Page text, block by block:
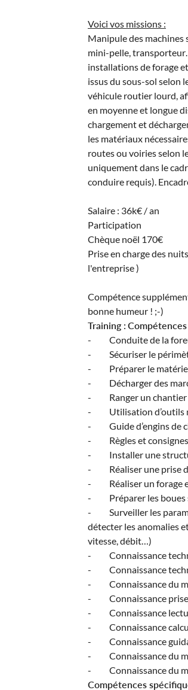
Voici vos missions :
Manipule des machines
mini-pelle,
installations de forage
issus du sous-sol selon
véhicule routier lourd,
en moyenne et longue
chargement et
les matériaux
routes ou voiries selon
uniquement dans le
conduire requis).
Salaire : 36k€ / an
Participation
Chèque noël 170€
Prise en charge des
l'entreprise )
Compétence
bonne humeur ! ;-)
Training : Compétences
- Conduite de la
- Sécuriser le
- Préparer le
- Décharger des
- Ranger un chantier
- Utilisation d’outils
- Guide d’engins de
- Règles et consignes
- Installer une
- Réaliser une prise
- Réaliser un forage
- Préparer les boues
- Surveiller les
détecter les anomalies
vitesse, débit…)
- Connaissance
- Connaissance
- Connaissance du
- Connaissance prise
- Connaissance
- Connaissance
- Connaissance
- Connaissance du
- Connaissance du
Compétences